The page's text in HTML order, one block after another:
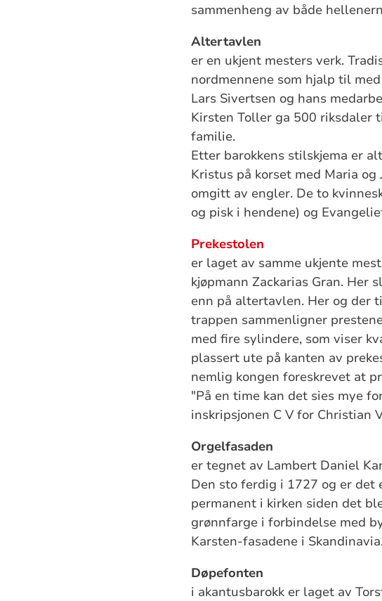
sammenheng av både
Altertavlen
er en ukjent mesters verk.
nordmennene som hjalp til
Lars Sivertsen og hans
Kirsten Toller ga 500 riksdaler
familie.
Etter barokkens stilskjema er
Kristus på korset med Maria
omgitt av engler. De to
og pisk i hendene) og
Prekestolen
er laget av samme ukjente
kjøpmann Zackarias Gran. Her
enn på altertavlen. Her og der
trappen sammenligner
med fire sylindere, som viser
plassert ute på kanten av
nemlig kongen foreskrevet at
"På en time kan det sies mye
inskripsjonen C V for Christian
Orgelfasaden
er tegnet av Lambert Daniel
Den sto ferdig i 1727 og er
permanent i kirken siden det
grønnfarge i forbindelse med
Karsten-fasadene i
Døpefonten
i akantusbarokk er laget av